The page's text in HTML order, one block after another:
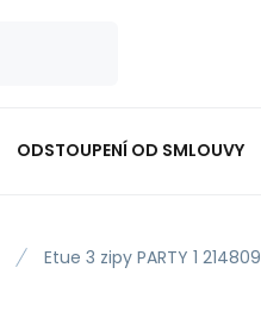
ODSTOUPENÍ OD SMLOUVY
Etue 3 zipy PARTY 1 214809